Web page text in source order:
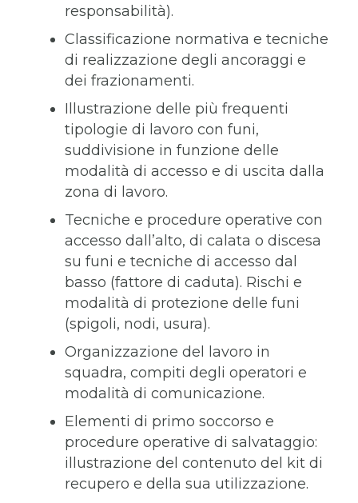
responsabilità).
Classificazione normativa e tecniche
di realizzazione degli ancoraggi e
dei frazionamenti.
Illustrazione delle più frequenti
tipologie di lavoro con funi,
suddivisione in funzione delle
modalità di accesso e di uscita dalla
zona di lavoro.
Tecniche e procedure operative con
accesso dall’alto, di calata o discesa
su funi e tecniche di accesso dal
basso (fattore di caduta). Rischi e
modalità di protezione delle funi
(spigoli, nodi, usura).
Organizzazione del lavoro in
squadra, compiti degli operatori e
modalità di comunicazione.
Elementi di primo soccorso e
procedure operative di salvataggio:
illustrazione del contenuto del kit di
recupero e della sua utilizzazione.